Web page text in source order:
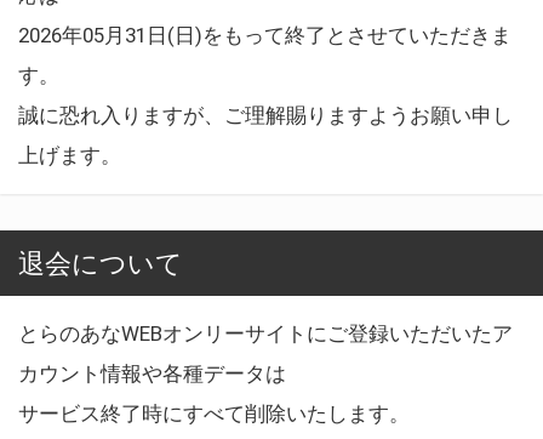
2026年05月31日(日)をもって終了とさせていただきま
す。
誠に恐れ入りますが、ご理解賜りますようお願い申し
上げます。
退会について
とらのあなWEBオンリーサイトにご登録いただいたア
カウント情報や各種データは
サービス終了時にすべて削除いたします。